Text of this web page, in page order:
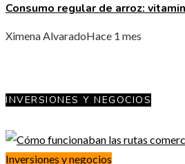
Consumo regular de arroz:
Ximena AlvaradoHace 1 mes
INVERSIONES Y NEGOCIOS
Inversiones y negocios